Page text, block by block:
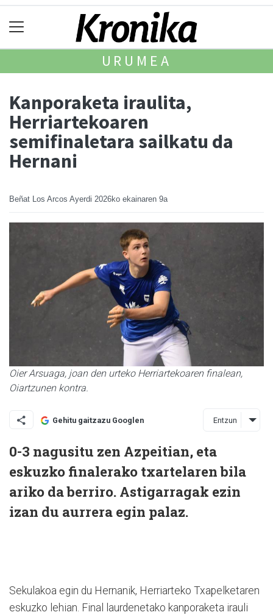
URUMEA
Kanporaketa iraulita,
Herriartekoaren
semifinaletara sailkatu da
Hernani
Beñat Los Arcos Ayerdi 2026ko ekainaren 9a
Oier Arsuaga, joan den urteko Herriartekoaren finalean,
Oiartzunen kontra.
Gehitu gaitzazu Googlen Entzun
0-3 nagusitu zen Azpeitian, eta
eskuzko finalerako txartelaren bila
ariko da berriro. Astigarragak ezin
izan du aurrera egin palaz.
Sekulakoa egin du Hernanik, He­rriarteko Txapelketaren
eskuzko lehian. Final laurdenetako kanporaketa irauli